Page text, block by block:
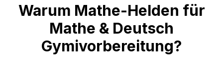
Warum Mathe-Helden für
Mathe & Deutsch
Gymivorbereitung?